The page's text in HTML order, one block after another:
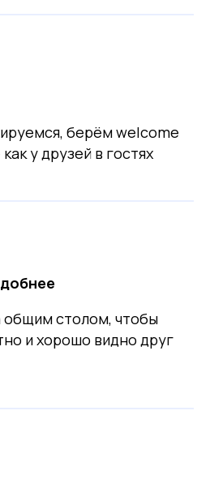
берём welcome
у друзей в гостях
столом, чтобы
и хорошо видно друг